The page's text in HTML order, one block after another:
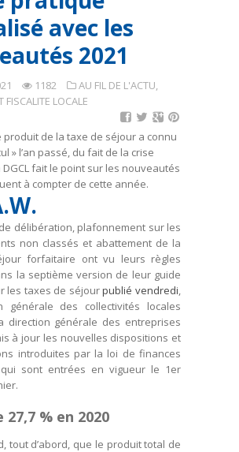
avec les
2021
1182 AU FIL DE L'ACTU,
FISCALITE LOCALE
produit de la taxe de séjour a connu
» l’an passé, du fait de la crise
fait le point sur les nouveautés
à compter de cette année.
délibération, plafonnement sur les
non classés et abattement de la
forfaitaire ont vu leurs règles
la septième version de leur guide
les taxes de séjourpublié vendredi,
générale des collectivités locales
direction générale des entreprises
à jour les nouvelles dispositions et
introduites par la loi de finances
sont entrées en vigueur le 1er
27,7 % en 2020
tout d’abord, que le produit total de